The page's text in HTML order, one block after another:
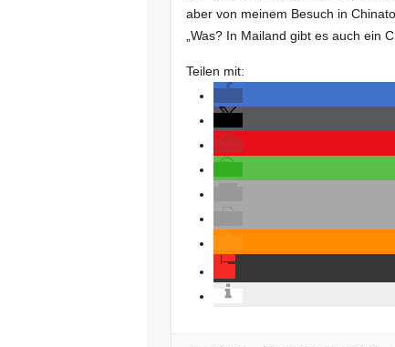
aber von meinem Besuch in
„Was? In Mailand gibt es auch ein
Teilen mit: